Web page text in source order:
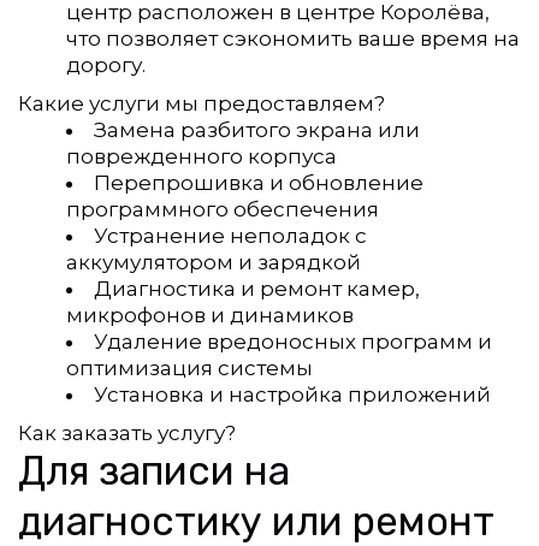
центр расположен в центре Королёва,
что позволяет сэкономить ваше время на
дорогу.
Какие услуги мы предоставляем?
Замена разбитого экрана или
поврежденного корпуса
Перепрошивка и обновление
программного обеспечения
Устранение неполадок с
аккумулятором и зарядкой
Диагностика и ремонт камер,
микрофонов и динамиков
Удаление вредоносных программ и
оптимизация системы
Установка и настройка приложений
Как заказать услугу?
Для записи на
диагностику или ремонт